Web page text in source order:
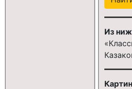
Из